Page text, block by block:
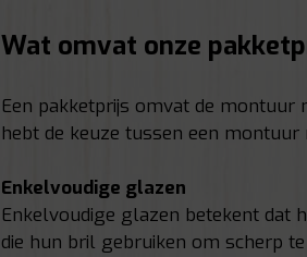
Wat omvat onze
Een pakketprijs omvat de
hebt de keuze tussen een montuur
Enkelvoudige glazen
Enkelvoudige glazen betekent dat
die hun bril gebruiken om scherp